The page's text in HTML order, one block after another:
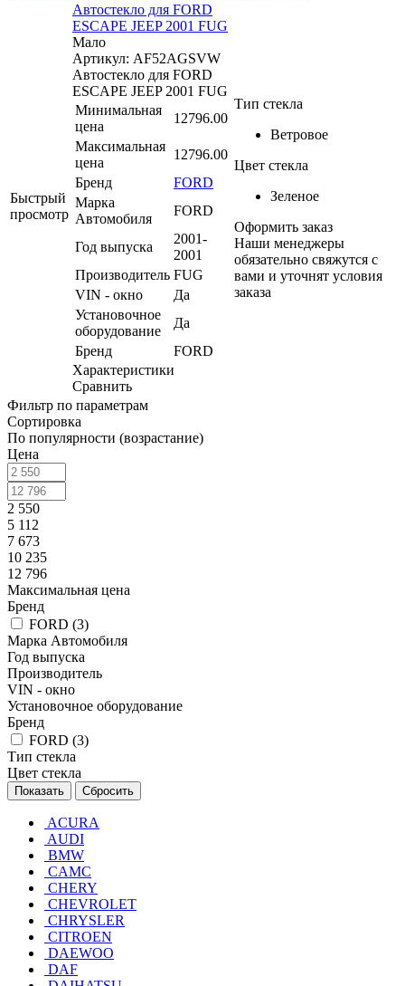
Быстрый
просмотр
Автостекло для FORD
ESCAPE JEEP 2001 FUG
Мало
Артикул: AF52AGSVW
Автостекло для FORD
ESCAPE JEEP 2001 FUG
Минимальная
цена
12796.00
Максимальная
цена
12796.00
Бренд
FORD
Марка
Автомобиля
FORD
Год выпуска
2001-
2001
Производитель FUG
VIN - окно
Да
Установочное
оборудование
Да
Бренд
FORD
Характеристики
Сравнить
Тип стекла
Ветровое
Цвет стекла
Зеленое
Оформить заказ
Наши менеджеры
обязательно свяжутся с
вами и уточнят условия
заказа
Фильтр по параметрам
Сортировка
По популярности (возрастание)
Цена
2 550
5 112
7 673
10 235
12 796
Максимальная цена
Бренд
FORD (3)
Марка Автомобиля
Год выпуска
Производитель
VIN - окно
Установочное оборудование
Бренд
FORD (3)
Тип стекла
Цвет стекла
Сбросить
ACURA
AUDI
BMW
CAMC
CHERY
CHEVROLET
CHRYSLER
CITROEN
DAEWOO
DAF